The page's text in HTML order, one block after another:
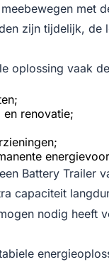
met
zijn tijdelijk, de
oplossing vaak
renovatie;
Battery Trailer
capaciteit
nodig heeft